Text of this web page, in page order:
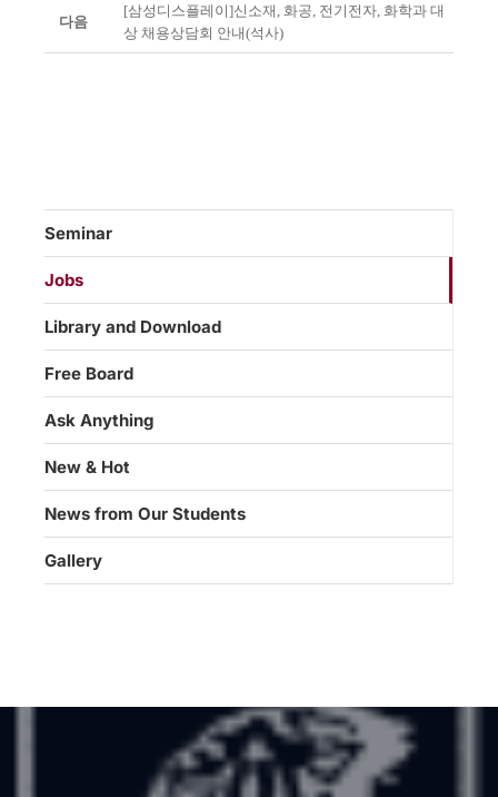
다음
[삼성디스플레이]신소재, 화공, 전기전자, 화학과 대
상 채용상담회 안내(석사)
Seminar
Jobs
Library and Download
Free Board
Ask Anything
New & Hot
News from Our Students
Gallery